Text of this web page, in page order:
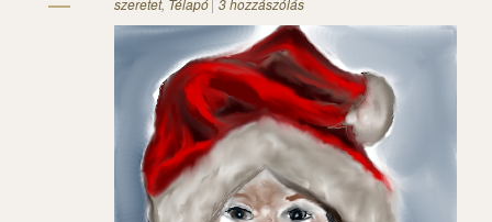
szeretet, Télapó 3 hozzászólás